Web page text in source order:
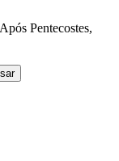
Pentecostes,